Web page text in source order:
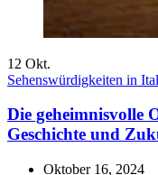
12 Okt.
Sehenswürdigkeiten in
Die geheimnisvolle
Geschichte und
Oktober 16, 2024